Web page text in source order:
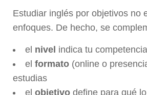
Estudiar inglés por objetivos no
enfoques. De hecho, se
el nivel indica tu
el formato (online o
estudias
el objetivo define para qué